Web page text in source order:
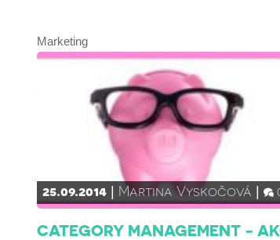
Marketing
25.09.2014 Martina Vyskočová
CATEGORY MANAGEMENT -